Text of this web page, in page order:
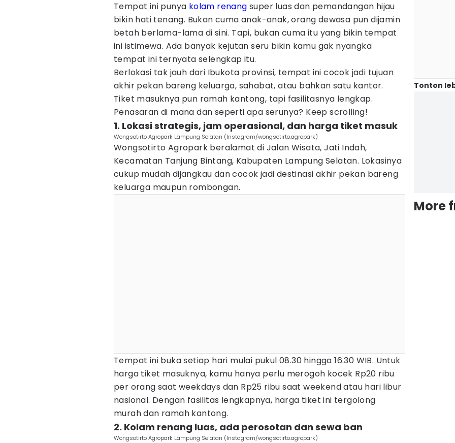
Tempat ini punya kolam renang super luas dan pemandangan hijau
bikin hati tenang. Bukan cuma anak-anak, orang dewasa pun dijamin
betah berlama-lama di sini. Tapi, bukan cuma itu yang bikin tempat
ini istimewa. Ada banyak kejutan seru bikin kamu gak nyangka
tempat ini ternyata selengkap itu.
Berlokasi tak jauh dari Ibukota provinsi, tempat ini cocok jadi tujuan
akhir pekan bareng keluarga, sahabat, atau bahkan satu kantor.
Tiket masuknya pun ramah kantong, tapi fasilitasnya lengkap.
Penasaran di mana dan seperti apa serunya? Keep scrolling!
1. Lokasi strategis, jam operasional, dan harga tiket masuk
Wongsotirto Agropark Lampung Selatan (Instagram/wongsotirto.agropark)
Wongsotirto Agropark beralamat di Jalan Wisata, Jati Indah,
Kecamatan Tanjung Bintang, Kabupaten Lampung Selatan. Lokasinya
cukup mudah dijangkau dan cocok jadi destinasi akhir pekan bareng
keluarga maupun rombongan.
Tempat ini buka setiap hari mulai pukul 08.30 hingga 16.30 WIB. Untuk
harga tiket masuknya, kamu hanya perlu merogoh kocek Rp20 ribu
per orang saat weekdays dan Rp25 ribu saat weekend atau hari libur
nasional. Dengan fasilitas lengkapnya, harga tiket ini tergolong
murah dan ramah kantong.
2. Kolam renang luas, ada perosotan dan sewa ban
Wongsotirto Agropark Lampung Selatan (Instagram/wongsotirto.agropark)
Tonton
More